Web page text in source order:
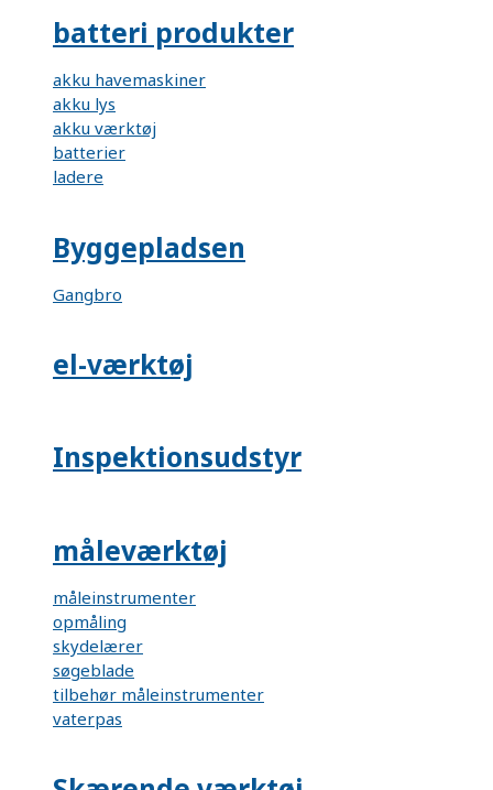
batteri produkter
akku havemaskiner
akku lys
akku værktøj
batterier
ladere
Byggepladsen
Gangbro
el-værktøj
Inspektionsudstyr
måleværktøj
måleinstrumenter
opmåling
skydelærer
søgeblade
tilbehør måleinstrumenter
vaterpas